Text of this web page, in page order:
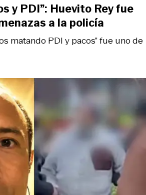
matando PDI y pacos” fue uno de
y PDI”: Huevito Rey fue
a la policía